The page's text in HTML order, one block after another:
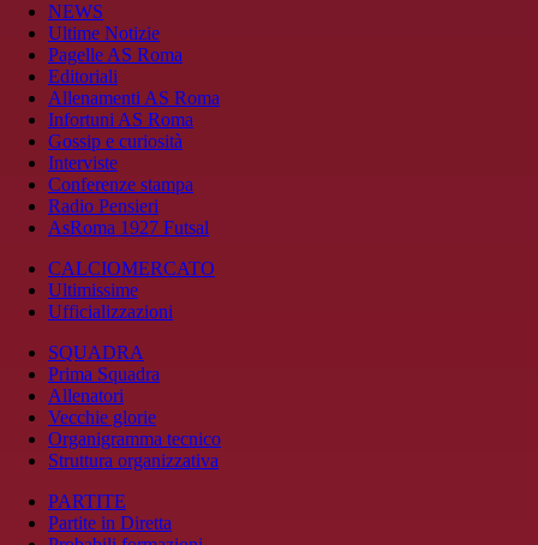
NEWS
Ultime Notizie
Pagelle AS Roma
Editoriali
Allenamenti AS Roma
Infortuni AS Roma
Gossip e curiosità
Interviste
Conferenze stampa
Radio Pensieri
AsRoma 1927 Futsal
CALCIOMERCATO
Ultimissime
Ufficializzazioni
SQUADRA
Prima Squadra
Allenatori
Vecchie glorie
Organigramma tecnico
Struttura organizzativa
PARTITE
Partite in Diretta